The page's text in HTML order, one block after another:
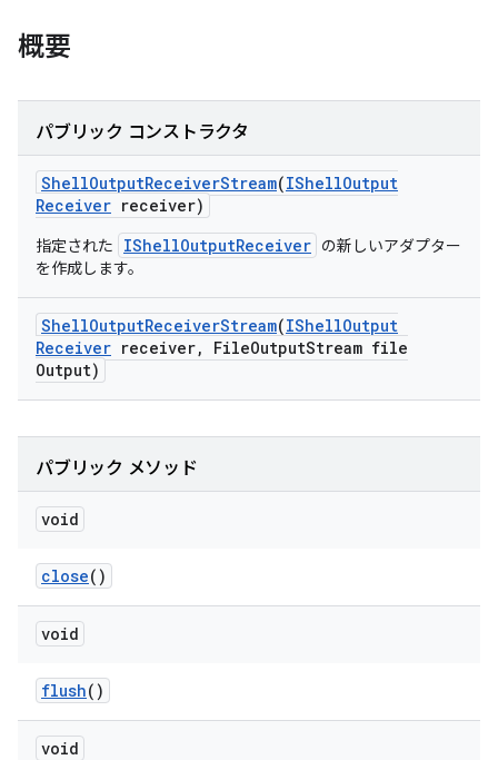
概要
パブリック コンストラクタ
ShellOutputReceiverStream(IShellOutput
Receiver receiver)
指定された IShellOutputReceiver の新しいアダプター
を作成します。
ShellOutputReceiverStream(IShellOutput
Receiver receiver, FileOutputStream file
Output)
パブリック メソッド
void
close()
void
flush()
void